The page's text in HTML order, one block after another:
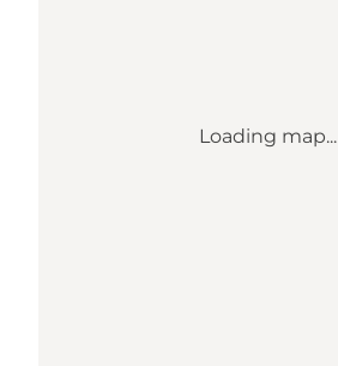
Loading map...